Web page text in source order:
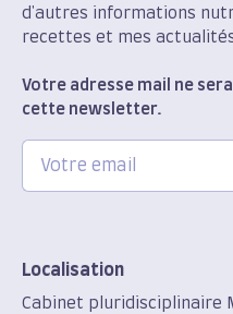
d'autres informations
recettes et mes
Votre adresse mail ne
cette newsletter.
Localisation
Cabinet pluridisciplinaire